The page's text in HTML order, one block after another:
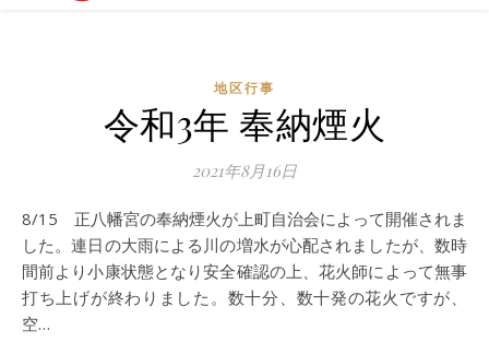
地区行事
令和3年 奉納煙火
2021年8月16日
8/15 正八幡宮の奉納煙火が上町自治会によって開催されま
した。連日の大雨による川の増水が心配されましたが、数時
間前より小康状態となり安全確認の上、花火師によって無事
打ち上げが終わりました。数十分、数十発の花火ですが、
空…